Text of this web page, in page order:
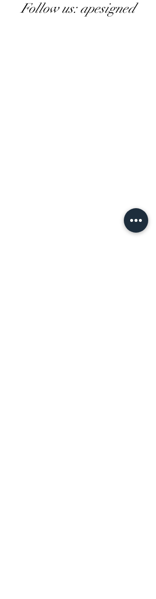
Follow us: apesigned